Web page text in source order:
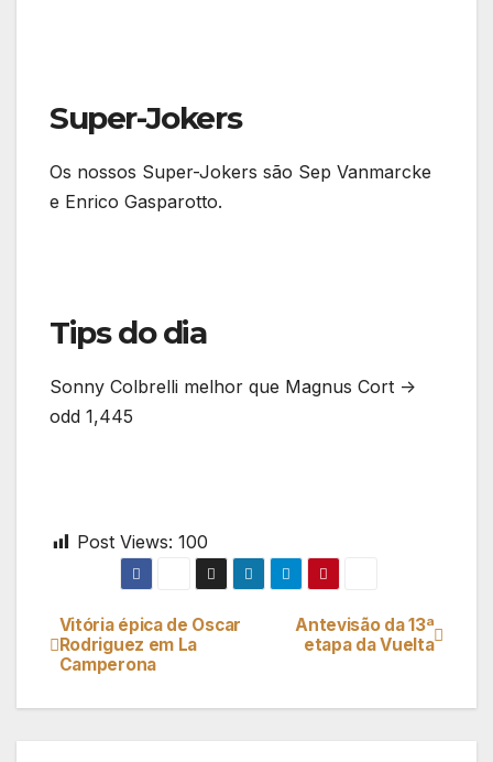
Super-Jokers
Os nossos Super-Jokers são Sep Vanmarcke
e Enrico Gasparotto.
Tips do dia
Sonny Colbrelli melhor que Magnus Cort ->
odd 1,445
Post Views: 100
Navegação
de
Antevisão da 13ª
etapa da Vuelta
Vitória épica de Oscar
Rodriguez em La
Camperona